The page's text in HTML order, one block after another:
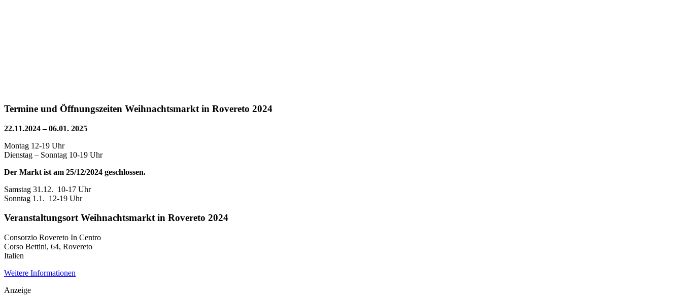
Termine und Öffnungszeiten Weihnachtsmarkt in Rovereto 2024
22.11.2024 – 06.01. 2025
Montag 12-19 Uhr
Dienstag – Sonntag 10-19 Uhr
Der Markt ist am 25/12/2024 geschlossen.
Samstag 31.12. 10-17 Uhr
Sonntag 1.1. 12-19 Uhr
Veranstaltungsort Weihnachtsmarkt in Rovereto 2024
Consorzio Rovereto In Centro
Corso Bettini, 64, Rovereto
Italien
Weitere Informationen
Anzeige